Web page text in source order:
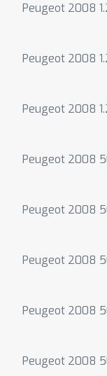
Peugeot 2008
Peugeot 2008
Peugeot 2008
Peugeot 2008
Peugeot 2008
Peugeot 2008
Peugeot 2008
Peugeot 2008